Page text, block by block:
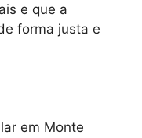
e que a
forma justa e
em Monte